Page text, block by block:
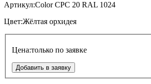
Артикул:Color CPC 20 RAL 1024
Цвет:Жёлтая орхидея
Цена:только по заявке
Добавить в заявку